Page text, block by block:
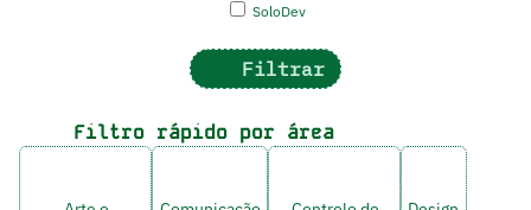
SoloDev
Filtrar
Filtro rápido por área